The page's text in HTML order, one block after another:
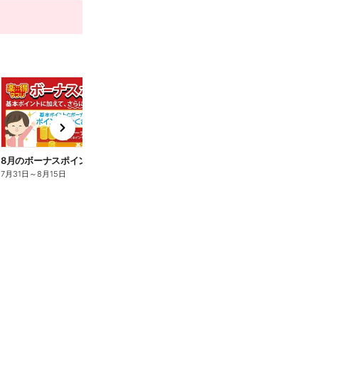
7月31日 ～8月15日
n
e
x
t